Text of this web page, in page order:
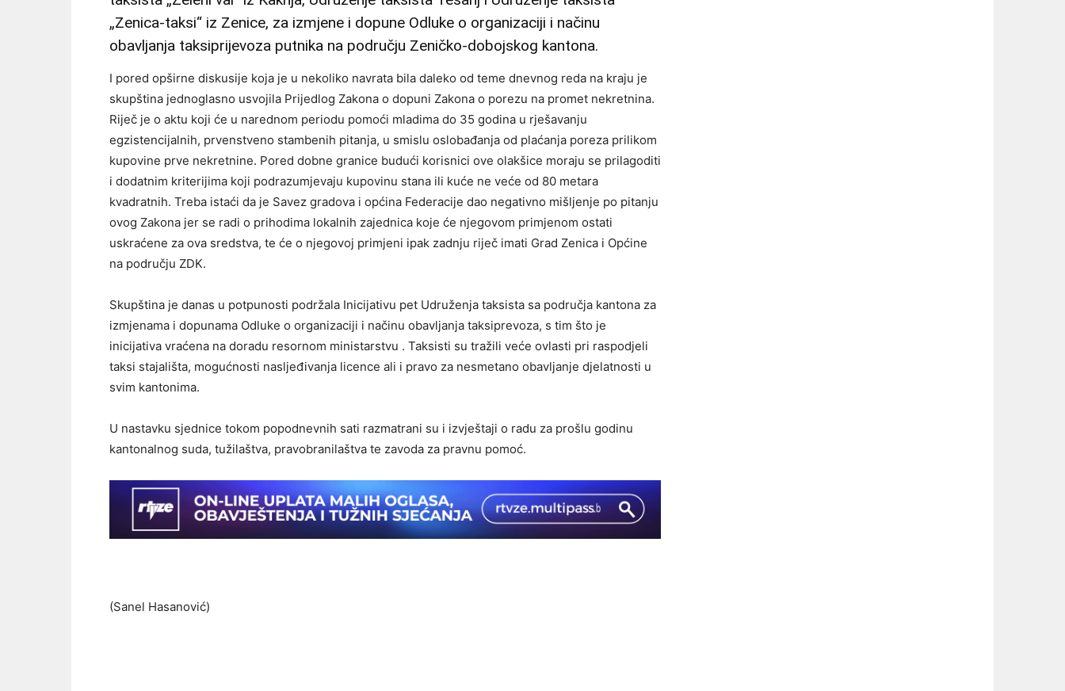
„Zenica-taksi“ iz Zenice, za izmjene i dopune Odluke o organizaciji i načinu
obavljanja taksiprijevoza putnika na području Zeničko-dobojskog kantona.
I pored opširne diskusije koja je u nekoliko navrata bila daleko od teme dnevnog reda na kraju je
skupština jednoglasno usvojila Prijedlog Zakona o dopuni Zakona o porezu na promet nekretnina.
Riječ je o aktu koji će u narednom periodu pomoći mladima do 35 godina u rješavanju
egzistencijalnih, prvenstveno stambenih pitanja, u smislu oslobađanja od plaćanja poreza prilikom
kupovine prve nekretnine. Pored dobne granice budući korisnici ove olakšice moraju se prilagoditi
i dodatnim kriterijima koji podrazumjevaju kupovinu stana ili kuće ne veće od 80 metara
kvadratnih. Treba istaći da je Savez gradova i općina Federacije dao negativno mišljenje po pitanju
ovog Zakona jer se radi o prihodima lokalnih zajednica koje će njegovom primjenom ostati
uskraćene za ova sredstva, te će o njegovoj primjeni ipak zadnju riječ imati Grad Zenica i Općine
na području ZDK.
Skupština je danas u potpunosti podržala Inicijativu pet Udruženja taksista sa područja kantona za
izmjenama i dopunama Odluke o organizaciji i načinu obavljanja taksiprevoza, s tim što je
inicijativa vraćena na doradu resornom ministarstvu . Taksisti su tražili veće ovlasti pri raspodjeli
taksi stajališta, mogućnosti nasljeđivanja licence ali i pravo za nesmetano obavljanje djelatnosti u
svim kantonima.
U nastavku sjednice tokom popodnevnih sati razmatrani su i izvještaji o radu za prošlu godinu
kantonalnog suda, tužilaštva, pravobranilaštva te zavoda za pravnu pomoć.
(Sanel Hasanović)